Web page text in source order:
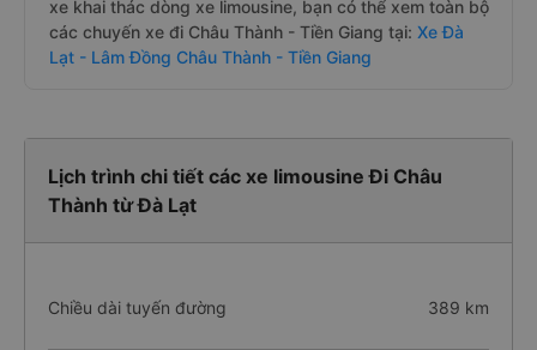
xe khai thác dòng xe limousine, bạn có thể xem toàn bộ
các chuyến xe đi Châu Thành - Tiền Giang tại: Xe Đà
Lạt - Lâm Đồng Châu Thành - Tiền Giang
Lịch trình chi tiết các xe limousine Đi Châu
Thành từ Đà Lạt
Chiều dài tuyến đường 389 km